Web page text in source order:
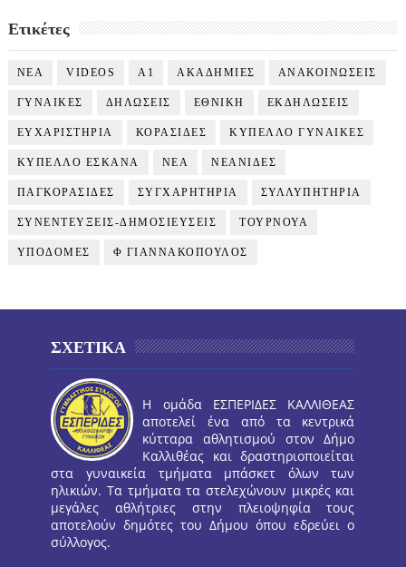
Ετικέτες
NEA VIDEOS Α1 ΑΚΑΔΗΜΙΕΣ ΑΝΑΚΟΙΝΩΣΕΙΣ
ΓΥΝΑΙΚΕΣ ΔΗΛΩΣΕΙΣ ΕΘΝΙΚΗ ΕΚΔΗΛΩΣΕΙΣ
ΕΥΧΑΡΙΣΤΗΡΙΑ ΚΟΡΑΣΙΔΕΣ ΚΥΠΕΛΛΟ ΓΥΝΑΙΚΕΣ
ΚΥΠΕΛΛΟ ΕΣΚΑΝΑ ΝΕΑ ΝΕΑΝΙΔΕΣ
ΠΑΓΚΟΡΑΣΙΔΕΣ ΣΥΓΧΑΡΗΤΗΡΙΑ ΣΥΛΛΥΠΗΤΗΡΙΑ
ΣΥΝΕΝΤΕΥΞΕΙΣ-ΔΗΜΟΣΙΕΥΣΕΙΣ ΤΟΥΡΝΟΥΑ
ΥΠΟΔΟΜΕΣ Φ ΓΙΑΝΝΑΚΟΠΟΥΛΟΣ
ΣΧΕΤΙΚΑ
Η ομάδα ΕΣΠΕΡΙΔΕΣ ΚΑΛΛΙΘΕΑΣ
αποτελεί ένα από τα κεντρικά
κύτταρα αθλητισμού στον Δήμο
Καλλιθέας και δραστηριοποιείται
στα γυναικεία τμήματα μπάσκετ όλων των
ηλικιών. Τα τμήματα τα στελεχώνουν μικρές και
μεγάλες αθλήτριες στην πλειοψηφία τους
αποτελούν δημότες του Δήμου όπου εδρεύει ο
σύλλογος.